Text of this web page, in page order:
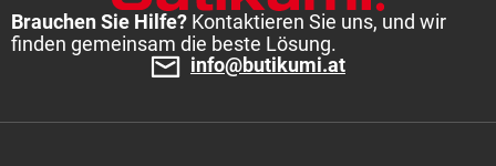
Brauchen Sie Hilfe? Kontaktieren Sie uns, und wir
finden gemeinsam die beste Lösung.
info@butikumi.at